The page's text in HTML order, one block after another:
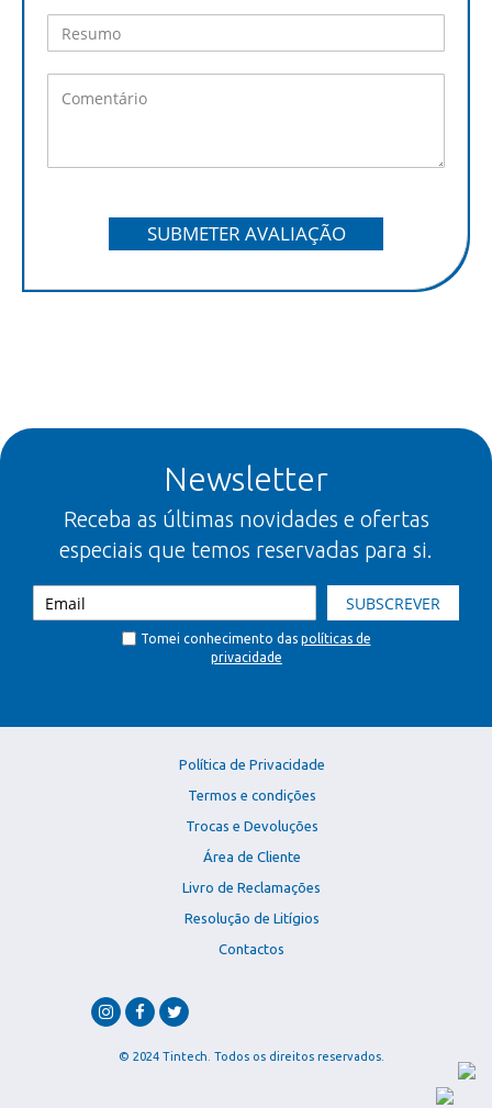
SUBMETER AVALIAÇÃO
Newsletter
Receba as últimas novidades e ofertas
especiais que temos reservadas para si.
SUBSCREVER
Tomei conhecimento das políticas de
privacidade
Política de Privacidade
Termos e condições
Trocas e Devoluções
Área de Cliente
Livro de Reclamações
Resolução de Litígios
Contactos
© 2024 Tintech. Todos os direitos reservados.